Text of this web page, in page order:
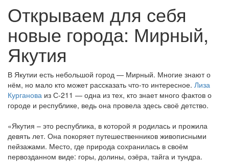
Открываем для себя
новые города: Мирный,
Якутия
В Якутии есть небольшой город — Мирный. Многие знают о
нём, но мало кто может рассказать что-то интересное. Лиза
Курганова из С-211 — одна из тех, кто знает много фактов о
городе и республике, ведь она провела здесь своё детство.
«Якутия – это республика, в которой я родилась и прожила
девять лет. Она покоряет путешественников живописными
пейзажами. Место, где природа сохранилась в своём
первозданном виде: горы, долины, озёра, тайга и тундра.